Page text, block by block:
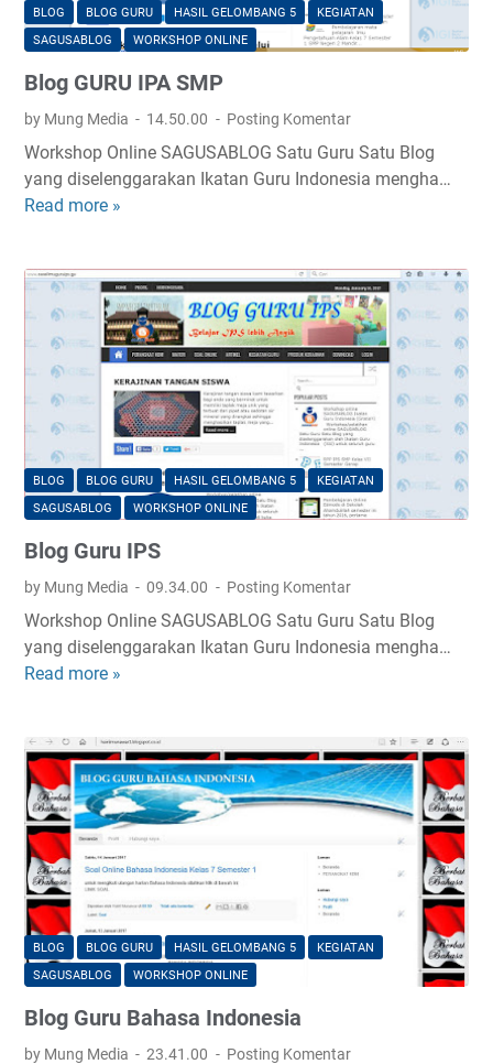
o
n
r
i
a
d
s
h
o
w
d
i
BLOG BLOG GURU HASIL GELOMBANG 5
KEGIATAN
SAGUSABLOG
WORKSHOP ONLINE
Blog GURU IPA SMP
by Mung Media 14.50.00 Posting Komentar
Workshop Online SAGUSABLOG Satu Guru Satu Blog
yang diselenggarakan Ikatan Guru Indonesia mengha…
Read more »
g
G
U
R
U
I
P
A
S
M
BLOG BLOG GURU HASIL GELOMBANG 5
KEGIATAN
SAGUSABLOG
WORKSHOP ONLINE
Blog Guru IPS
by Mung Media 09.34.00 Posting Komentar
Workshop Online SAGUSABLOG Satu Guru Satu Blog
yang diselenggarakan Ikatan Guru Indonesia mengha…
Read more »
g
G
u
r
u
I
P
S
BLOG BLOG GURU HASIL GELOMBANG 5
KEGIATAN
SAGUSABLOG
WORKSHOP ONLINE
Blog Guru Bahasa Indonesia
by Mung Media 23.41.00 Posting Komentar